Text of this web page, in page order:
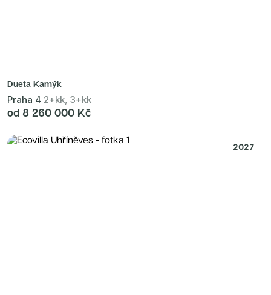
Dueta Kamýk
Praha 4 2+kk, 3+kk
od 8 260 000 Kč
2027